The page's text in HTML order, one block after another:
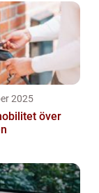
2025
över